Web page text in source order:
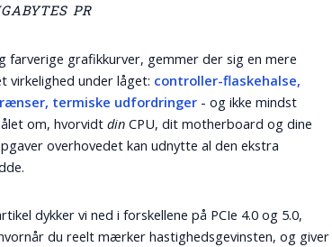
PR
farverige grafikkurver, gemmer der sig en mere
virkelighed under låget: controller-flaskehalse,
termiske udfordringer - og ikke mindst
om, hvorvidtdin CPU, dit motherboard og dine
overhovedet kan udnytte al den ekstra
dykker vi ned i forskellene på PCIe 4.0 og 5.0,
du reelt mærker hastighedsgevinsten, og giver